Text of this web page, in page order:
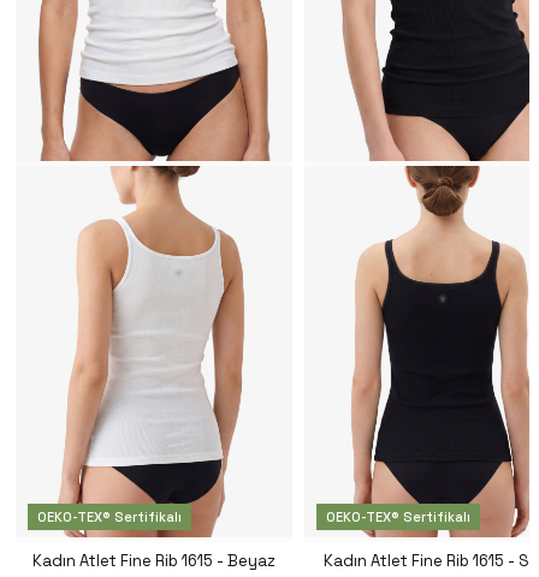
OEKO-TEX® Sertifikalı
Kadın Atlet Fine Rib 1615 - Beyaz
OEKO-TEX® Sertifikalı
Kadın Atlet Fine Rib 1615 -